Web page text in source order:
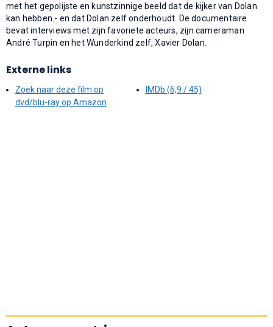
met het gepolijste en kunstzinnige beeld dat de kijker van Dolan
kan hebben - en dat Dolan zelf onderhoudt. De documentaire
bevat interviews met zijn favoriete acteurs, zijn cameraman
André Turpin en het Wunderkind zelf, Xavier Dolan.
Externe links
Zoek naar deze film op
dvd/blu-ray op Amazon
IMDb (6,9 / 45)